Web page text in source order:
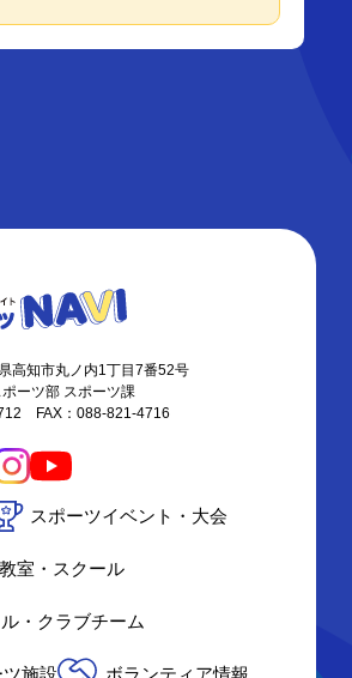
高知市丸ノ内1丁目7番52号
ーツ部 スポーツ課
FAX：088-821-4716
スポーツイベント・大会
室・スクール
・クラブチーム
ツ施設 ボランティア情報